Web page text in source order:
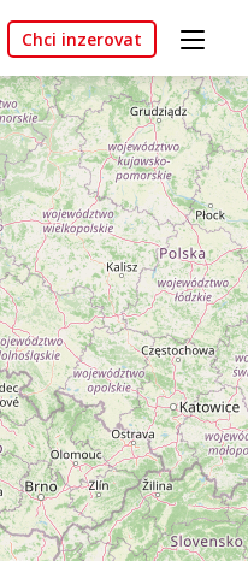
Chci inzerovat